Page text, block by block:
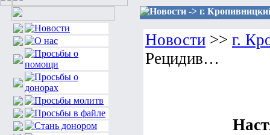
Новости -> г.
Новости >> г.
Рецидив…